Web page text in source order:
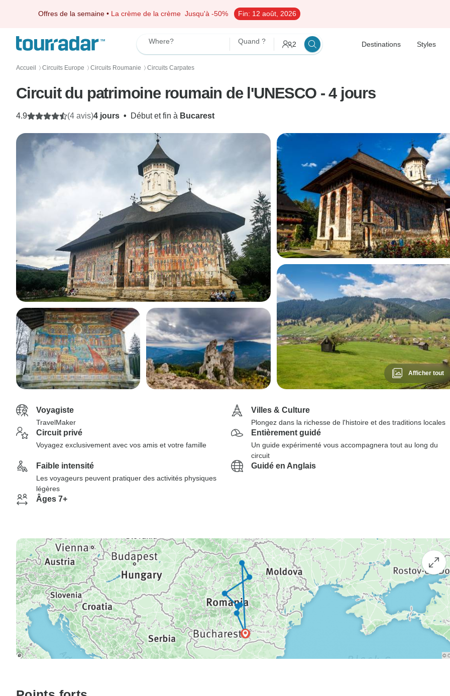
Offres de la semaine • La crème de la crème Jusqu'à -50% Fin: 12 août, 2026
Where? Quand ? 2 Destinations Styles
Accueil 〉 Circuits Europe 〉 Circuits Roumanie 〉 Circuits Carpates
Circuit du patrimoine roumain de l'UNESCO - 4 jours
4 jours • Début et fin à Bucarest
4.9 (4 avis)
Afficher tout
Voyagiste
TravelMaker
Villes & Culture
Plongez dans la richesse de l'histoire et des traditions locales
Circuit privé
Voyagez exclusivement avec vos amis et votre famille
Entièrement guidé
Un guide expérimenté vous accompagnera tout au long du
circuit
Faible intensité
Les voyageurs peuvent pratiquer des activités physiques
légères
Guidé en Anglais
Âges 7+